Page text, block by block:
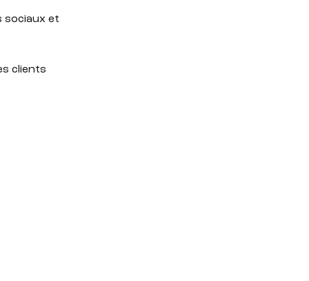
sociaux et
clients